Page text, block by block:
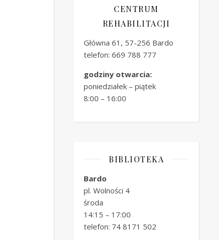
CENTRUM
REHABILITACJI
Główna 61, 57-256 Bardo
telefon: 669 788 777
godziny otwarcia:
poniedziałek – piątek
8:00 – 16:00
BIBLIOTEKA
Bardo
pl. Wolności 4
środa
14:15 – 17:00
telefon: 74 8171 502